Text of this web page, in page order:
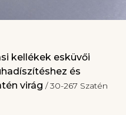
kellékek esküvői
és
virág / 30-267 Szatén